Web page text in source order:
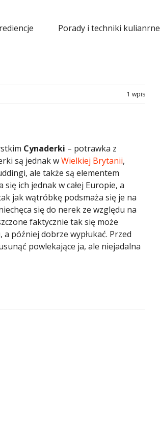
Porady i techniki kulianrne
1 wpis
Cynaderki – potrawka z
są jednak wWielkiej Brytanii,
ale także są elementem
się ich jednak w całej Europie, a
jak wątróbkę podsmaża się je na
się do nerek ze względu na
faktycznie tak się może
później dobrze wypłukać. Przed
powlekające ja, ale niejadalna